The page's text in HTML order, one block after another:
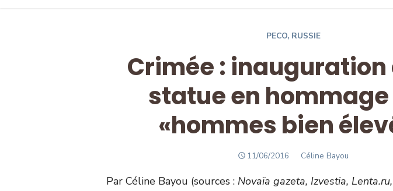
PECO, RUSSIE
Crimée : inauguration
statue en
«hommes bien
POSTED
11/06/2016 Author
Céline Bayou
Par Céline Bayou (sources : Novaïa gazeta, Izvestia,